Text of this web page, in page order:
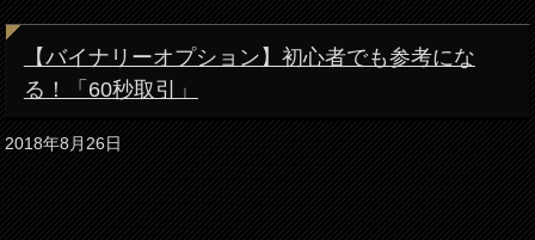
【バイナリーオプション】初心者でも参考にな
る！「60秒取引」
2018年8月26日